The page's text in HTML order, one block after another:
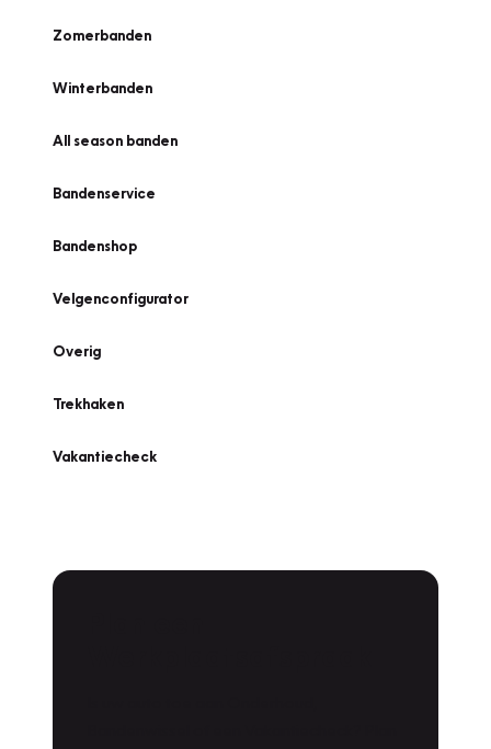
Zomerbanden
Winterbanden
All season banden
Bandenservice
Bandenshop
Velgenconfigurator
Overig
Trekhaken
Vakantiecheck